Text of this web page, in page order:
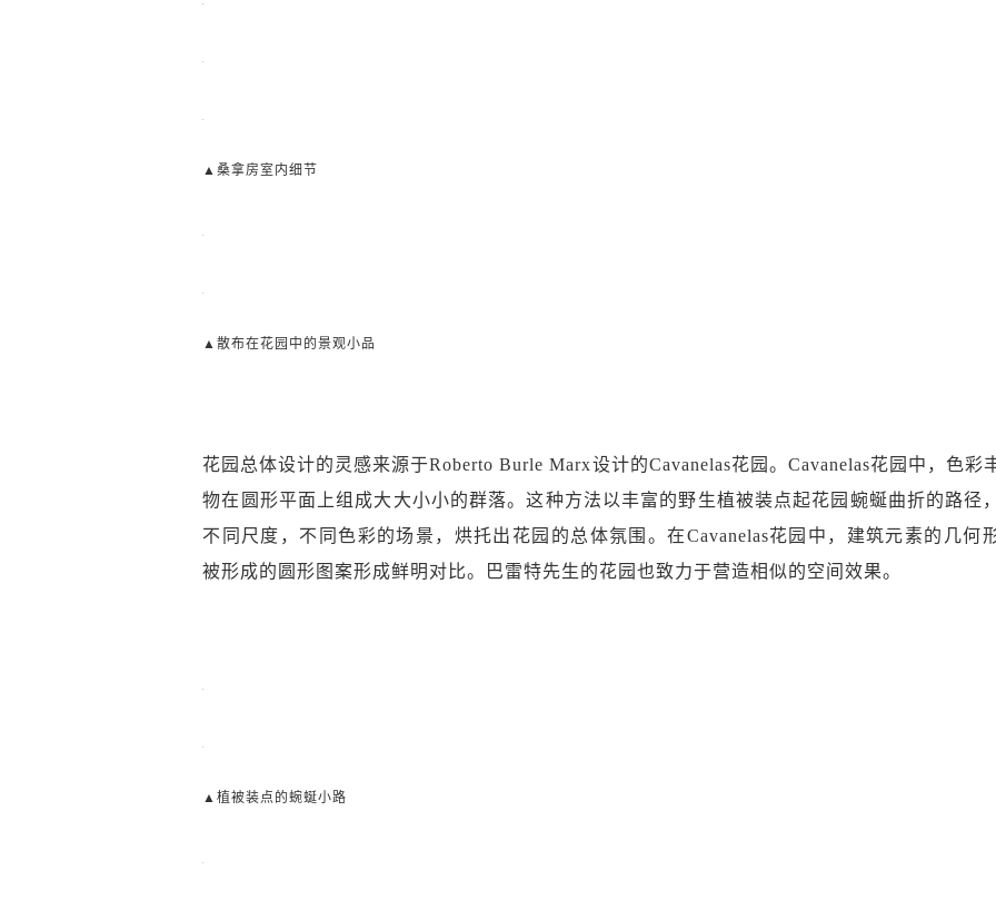
▲桑拿房室内细节
▲散布在花园中的景观小品
花园总体设计的灵感来源于Roberto Burle Marx设计的Cavanelas花园。Cavanelas花园中，色彩
物在圆形平面上组成大大小小的群落。这种方法以丰富的野生植被装点起花园蜿蜒曲折的路径
不同尺度，不同色彩的场景，烘托出花园的总体氛围。在Cavanelas花园中，建筑元素的几何
被形成的圆形图案形成鲜明对比。巴雷特先生的花园也致力于营造相似的空间效果。
▲植被装点的蜿蜒小路